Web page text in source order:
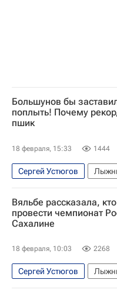
Большунов бы
поплыть! Почему
пшик
18 февраля, 15:33 1444
Сергей Устюгов
Александр Большунов
Международный
Федерация лыжных
Йоханнес Хёсфлот Клебо
Материалы РИА Спорт
Авторы РИА Новости
Вяльбе рассказала,
провести чемпионат
Сахалине
18 февраля, 10:03 2268
Сергей Устюгов
Сахалин
Южно-